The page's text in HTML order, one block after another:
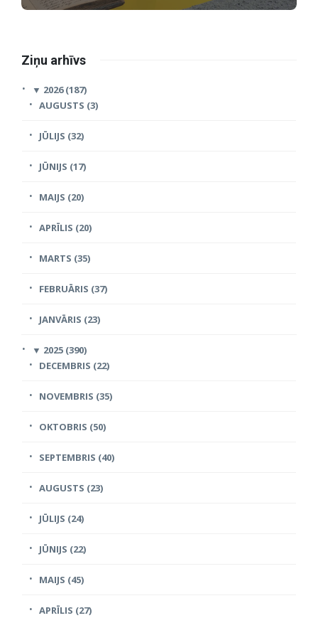
Ziņu arhīvs
▼ 2026 (187)
AUGUSTS (3)
JŪLIJS (32)
JŪNIJS (17)
MAIJS (20)
APRĪLIS (20)
MARTS (35)
FEBRUĀRIS (37)
JANVĀRIS (23)
▼ 2025 (390)
DECEMBRIS (22)
NOVEMBRIS (35)
OKTOBRIS (50)
SEPTEMBRIS (40)
AUGUSTS (23)
JŪLIJS (24)
JŪNIJS (22)
MAIJS (45)
APRĪLIS (27)